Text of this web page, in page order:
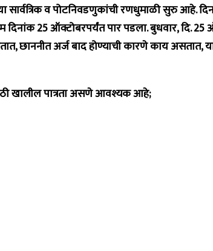
सार्वत्रिक व पोटनिवडणुकांची रणधुमाळी सुरु
दिनांक 25 ऑक्टोबरपर्यंत पार पडला. बुधवार,
छाननीत अर्ज बाद होण्याची कारणे काय
खालील पात्रता असणे आवश्यक आहे;